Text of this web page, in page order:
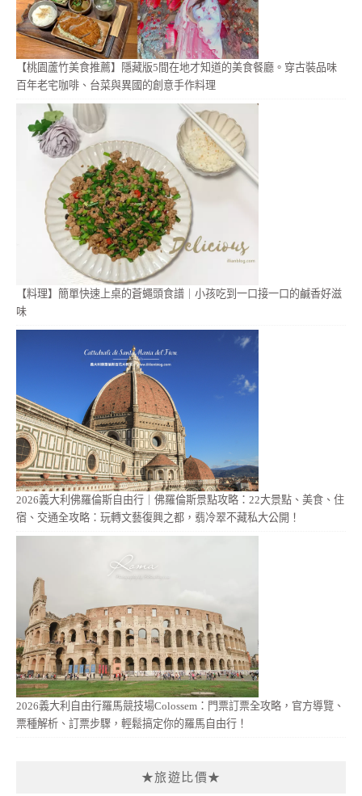
【桃園蘆竹美食推薦】隱藏版5間在地才知道的美食餐廳。穿古裝品味
百年老宅咖啡、台菜與異國的創意手作料理
【料理】簡單快速上桌的蒼蠅頭食譜｜小孩吃到一口接一口的鹹香好滋
味
2026義大利佛羅倫斯自由行｜佛羅倫斯景點攻略：22大景點、美食、住
宿、交通全攻略：玩轉文藝復興之都，翡冷翠不藏私大公開！
2026義大利自由行羅馬競技場Colossem：門票訂票全攻略，官方導覽、
票種解析、訂票步驟，輕鬆搞定你的羅馬自由行！
★旅遊比價★